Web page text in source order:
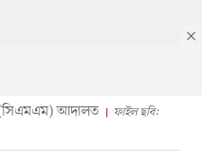
(সিএমএম) আদালত
ফাইল ছবি: